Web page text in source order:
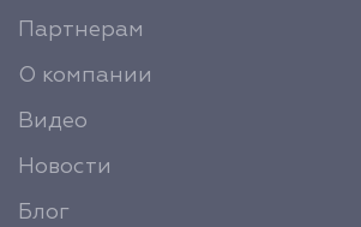
Партнерам
О компании
Видео
Новости
Блог